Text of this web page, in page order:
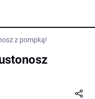
z pompką!